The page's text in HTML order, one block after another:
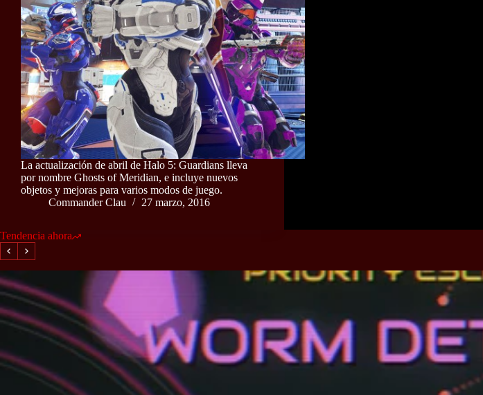
La actualización de abril de Halo 5: Guardians lleva
por nombre Ghosts of Meridian, e incluye nuevos
objetos y mejoras para varios modos de juego.
Commander Clau
27 marzo, 2016
Tendencia ahora